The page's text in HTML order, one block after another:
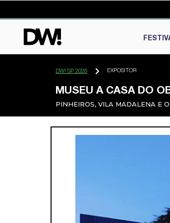
DW! SP 2026 EXPOSITOR
MUSEU A CASA DO
PINHEIROS, VILA MADALENA E